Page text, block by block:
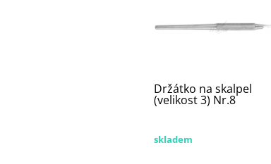
Držátko na skalpel
(velikost 3) Nr.8
skladem